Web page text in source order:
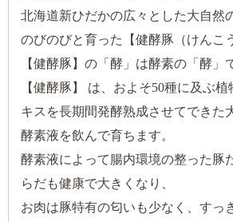
北海道新ひだかの広々とした大自然
のびのびと育った【健酵豚（けんこ
【健酵豚】の「酵」は酵素の「酵」
【健酵豚】 は、およそ50種に及ぶ
キスを長期間発酵熟成させてできた
酵素液を飲んで育ちます。
酵素液によって腸内環境の整った豚
らだも健康で大きくなり、
お肉は豚特有の匂いも少なく、すっ